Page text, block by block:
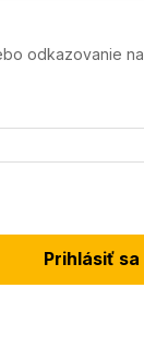
odkazovanie na
Prihlásiť sa